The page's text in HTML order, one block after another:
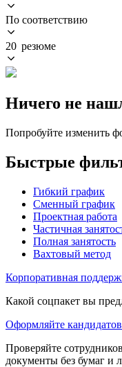
По соответствию
20 резюме
Ничего не
Попробуйте изменить
Быстрые
Гибкий график
Сменный график
Проектная работа
Частичная
Полная занятость
Вахтовый метод
Корпоративная
Какой соцпакет вы
Оформляйте
Проверяйте
документы без бумаг и